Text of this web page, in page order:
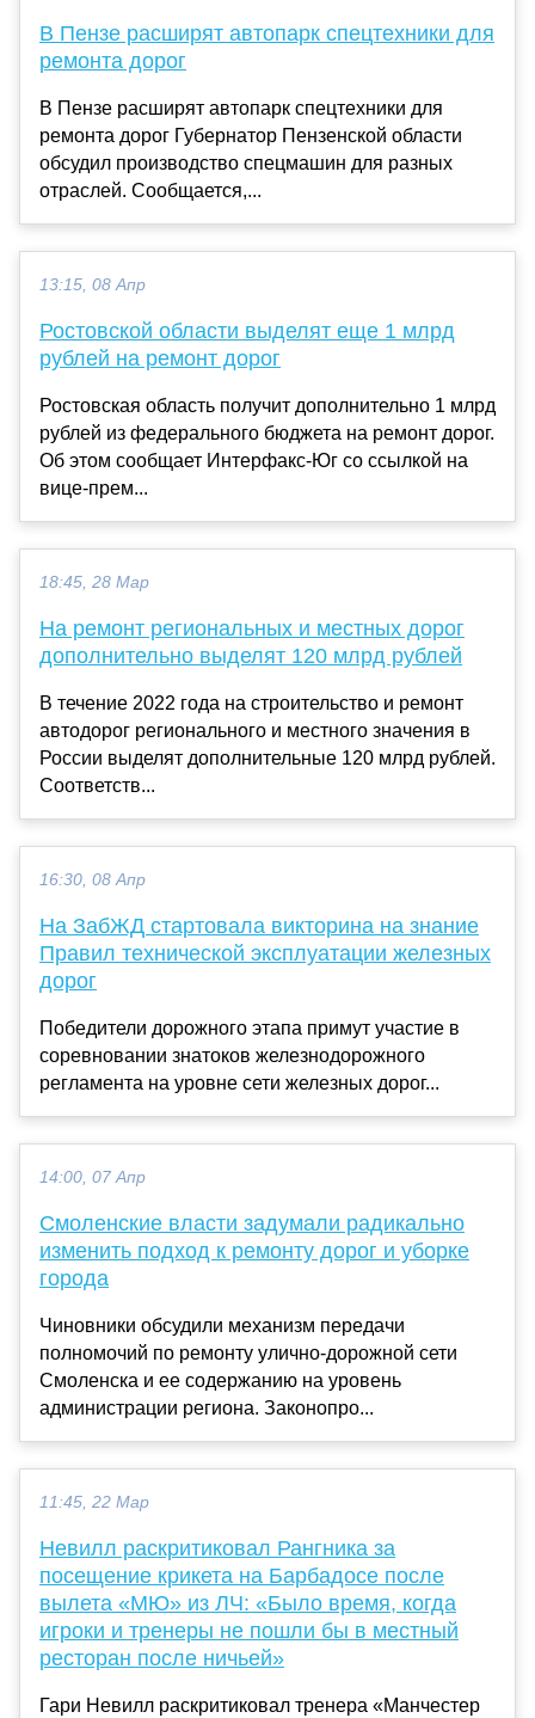
В Пензе расширят автопарк спецтехники для
ремонта дорог
В Пензе расширят автопарк спецтехники для
ремонта дорог Губернатор Пензенской области
обсудил производство спецмашин для разных
отраслей. Сообщается,...
13:15, 08 Апр
Ростовской области выделят еще 1 млрд
рублей на ремонт дорог
Ростовская область получит дополнительно 1 млрд
рублей из федерального бюджета на ремонт дорог.
Об этом сообщает Интерфакс-Юг со ссылкой на
вице-прем...
18:45, 28 Мар
На ремонт региональных и местных дорог
дополнительно выделят 120 млрд рублей
В течение 2022 года на строительство и ремонт
автодорог регионального и местного значения в
России выделят дополнительные 120 млрд рублей.
Соответств...
16:30, 08 Апр
На ЗабЖД стартовала викторина на знание
Правил технической эксплуатации железных
дорог
Победители дорожного этапа примут участие в
соревновании знатоков железнодорожного
регламента на уровне сети железных дорог...
14:00, 07 Апр
Смоленские власти задумали радикально
изменить подход к ремонту дорог и уборке
города
Чиновники обсудили механизм передачи
полномочий по ремонту улично-дорожной сети
Смоленска и ее содержанию на уровень
администрации региона. Законопро...
11:45, 22 Мар
Невилл раскритиковал Рангника за
посещение крикета на Барбадосе после
вылета «МЮ» из ЛЧ: «Было время, когда
игроки и тренеры не пошли бы в местный
ресторан после ничьей»
Гари Невилл раскритиковал тренера «Манчестер